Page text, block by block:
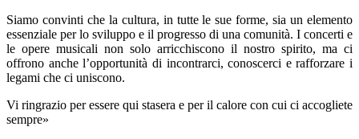
Siamo convinti che la cultura, in tutte le sue forme, sia un elemento
essenziale per lo sviluppo e il progresso di una comunità. I concerti e
le opere musicali non solo arricchiscono il nostro spirito, ma ci
offrono anche l’opportunità di incontrarci, conoscerci e rafforzare i
legami che ci uniscono.
Vi ringrazio per essere qui stasera e per il calore con cui ci accogliete
sempre»